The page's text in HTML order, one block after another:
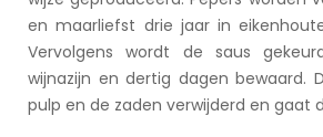
en maarliefst drie jaar in
Vervolgens wordt de saus
wijnazijn en dertig dagen bewaard.
pulp en de zaden verwijderd en gaat